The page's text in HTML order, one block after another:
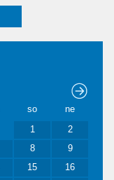
so ne
1
2
8
9
15
16